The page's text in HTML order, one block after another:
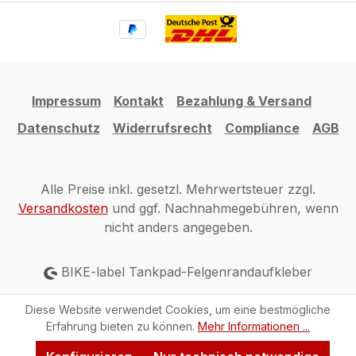
Impressum Kontakt
Bezahlung & Versand
Datenschutz
Widerrufsrecht Compliance AGB
Alle Preise inkl. gesetzl. Mehrwertsteuer zzgl.
Versandkostenund ggf. Nachnahmegebühren, wenn
nicht anders angegeben.
BIKE-label Tankpad-Felgenrandaufkleber
Diese Website verwendet Cookies, um eine bestmögliche
Erfahrung bieten zu können. Mehr Informationen ...